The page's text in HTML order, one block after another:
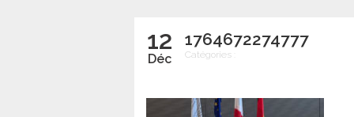
12
Déc
1764672274777
Catégories :